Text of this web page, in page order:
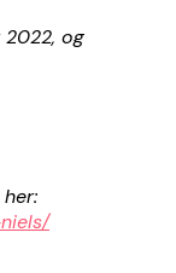
2022, og